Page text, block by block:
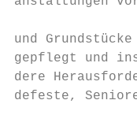
und
gepflegt und
dere
defeste,